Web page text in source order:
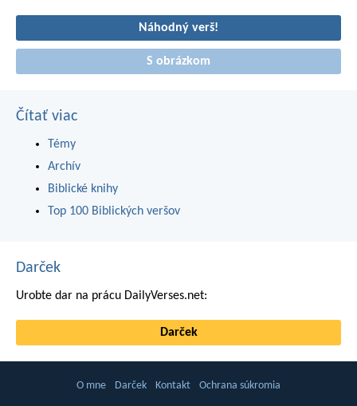
Náhodný verš!
S obrázkom
Čítať viac
Témy
Archív
Biblické knihy
Top 100 Biblických veršov
Darček
Urobte dar na prácu DailyVerses.net:
Darček
O mne Darček Kontakt Ochrana súkromia